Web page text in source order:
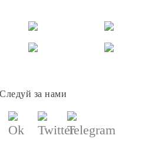
Следуй за нами